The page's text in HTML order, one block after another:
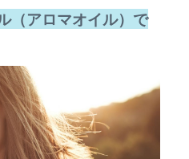
（アロマオイル）で